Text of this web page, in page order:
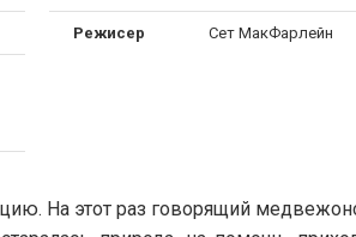
Режисер Сет МакФарлейн
На этот раз говорящий